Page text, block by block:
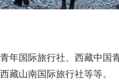
年国际旅行社、西藏中国
藏山南国际旅行社等等。